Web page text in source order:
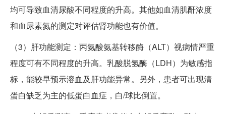
均可导致血清尿酸不同程度的升高。其他如血清肌酐浓度
和血尿素氮的测定对评估肾功能也有价值。
（3）肝功能测定：丙氨酸氨基转移酶（ALT）视病情严重
程度可有不同程度的升高。乳酸脱氢酶（LDH）为敏感指
标，能较早预示溶血及肝功能异常。另外，患者可出现清
蛋白缺乏为主的低蛋白血症，白/球比倒置。